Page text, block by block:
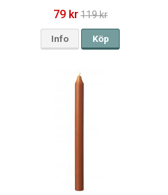
79 kr119 kr
Info Köp